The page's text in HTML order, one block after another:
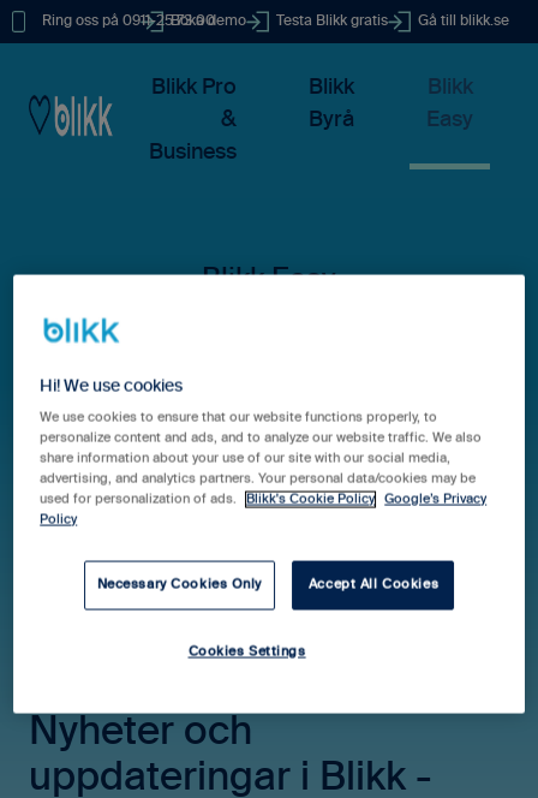
Ring oss på 0911-25 73 00
Boka demo Testa Blikk gratis Gå till blikk.se
Blikk Pro
&
Business
Blikk
Byrå
Blikk
Easy
Hur kan vi hjälpa dig?
Det finns inga förslag eftersom sökfältet är tomt.
Hjälpcenter Blikk easy Versionsnyheter
Nyheter och
uppdateringar i Blikk -
Hi! We use cookies
We use cookies to ensure that our website functions properly, to
personalize content and ads, and to analyze our website traffic. We also
share information about your use of our site with our social media,
advertising, and analytics partners. Your personal data/cookies may be
used for personalization of ads.
Blikk's Cookie Policy
Google’s Privacy
Policy
Necessary Cookies Only Accept All Cookies
Cookies Settings